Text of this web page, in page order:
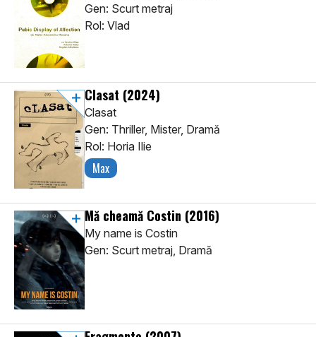
Gen: Scurt metraj
Rol: Vlad
Clasat (2024)
Clasat
Gen: Thriller, Mister, Dramă
Rol: Horia Ilie
Max
Mă cheamă Costin (2016)
My name is Costin
Gen: Scurt metraj, Dramă